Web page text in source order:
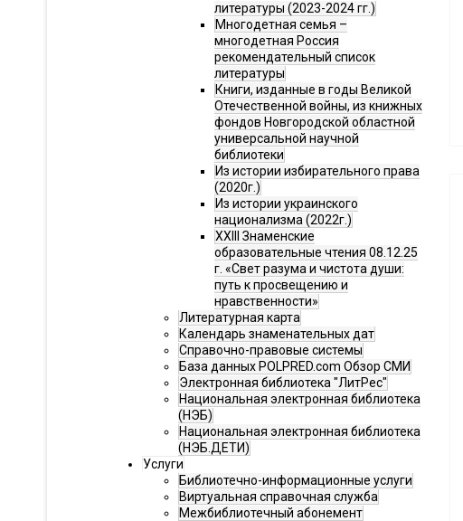
литературы (2023-2024 гг.)
Многодетная семья –
многодетная Россия
рекомендательный список
литературы
Книги, изданные в годы Великой
Отечественной войны, из книжных
фондов Новгородской областной
универсальной научной
библиотеки
Из истории избирательного права
(2020г.)
Из истории украинского
национализма (2022г.)
XXIII Знаменские
образовательные чтения 08.12.25
г. «Свет разума и чистота души:
путь к просвещению и
нравственности»
Литературная карта
Календарь знаменательных дат
Справочно-правовые системы
База данных POLPRED.com Обзор СМИ
Электронная библиотека "ЛитРес"
Национальная электронная библиотека
(НЭБ)
Национальная электронная библиотека
(НЭБ.ДЕТИ)
Услуги
Библиотечно-информационные услуги
Виртуальная справочная служба
Межбиблиотечный абонемент